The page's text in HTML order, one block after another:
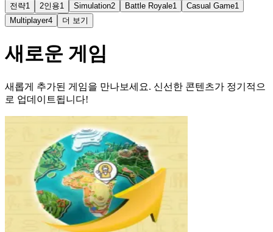
전략1 2인용1 Simulation2 Battle Royale1 Casual Game1
Multiplayer4 더 보기
새로운 게임
새롭게 추가된 게임을 만나보세요. 신선한 콘텐츠가 정기적으
로 업데이트됩니다!